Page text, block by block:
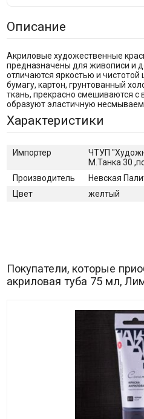
Описание
Акриловые художественные
предназначены для живописи и
отличаются яркостью и чистотой
бумагу, картон, грунтованный
ткань, прекрасно смешиваются с
образуют эластичную
Характеристики
Импортер
ЧТУП
М.Танка 30
Производитель
Невская
Цвет
желтый
Покупатели, которые
акриловая туба 75 мл,